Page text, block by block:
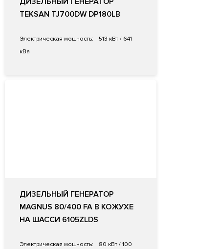
TEKSAN TJ700DW DP180LB
Электрическая мощность:
513 кВт / 641
кВа
ДИЗЕЛЬНЫЙ ГЕНЕРАТОР
MAGNUS 80/400 FA В КОЖУХЕ
НА ШАССИ 6105ZLDS
Электрическая мощность:
80 кВт / 100